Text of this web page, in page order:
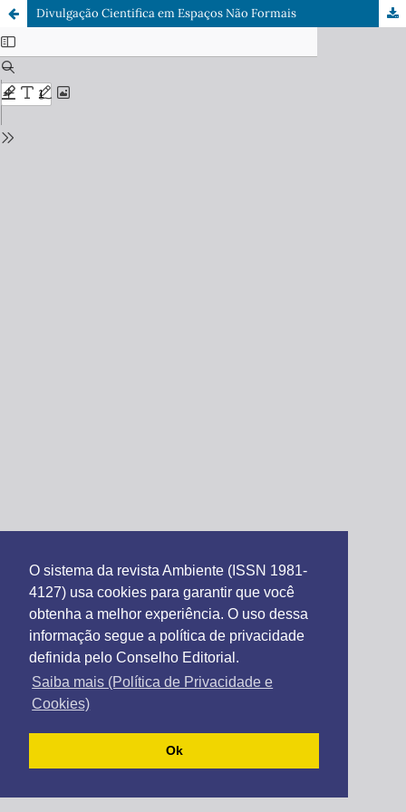
O sistema da revista Ambiente (ISSN 1981-
4127) usa cookies para garantir que você
obtenha a melhor experiência. O uso dessa
informação segue a política de privacidade
definida pelo Conselho Editorial.
Saiba mais (Política de Privacidade e
Cookies)
Ok
Divulgação Cientifica em Espaços Não Formais